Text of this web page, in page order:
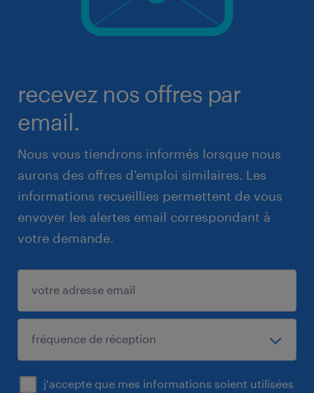
recevez nos offres par
email.
Nous vous tiendrons informés lorsque nous
aurons des offres d'emploi similaires. Les
informations recueillies permettent de vous
envoyer les alertes email correspondant à
votre demande.
j'accepte que mes informations soient utilisées